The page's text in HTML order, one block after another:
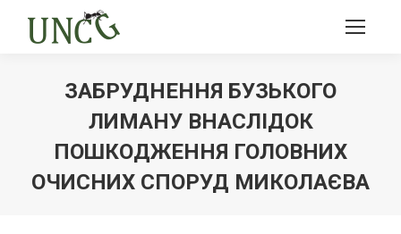
ЗАБРУДНЕННЯ БУЗЬКОГО
ЛИМАНУ ВНАСЛІДОК
ПОШКОДЖЕННЯ ГОЛОВНИХ
ОЧИСНИХ СПОРУД МИКОЛАЄВА